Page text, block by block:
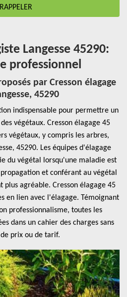
Langesse 45290:
professionnel
par Cresson élagage
45290
indispensable pour permettre un
végétaux. Cresson élagage 45
végétaux, y compris les arbres,
45290. Les équipes d'élagage
du végétal lorsqu'une maladie est
et conférant au végétal
agréable. Cresson élagage 45
en lien avec l'élagage. Témoignant
professionnalisme, toutes les
dans un cahier des charges sans
prix ou de tarif.